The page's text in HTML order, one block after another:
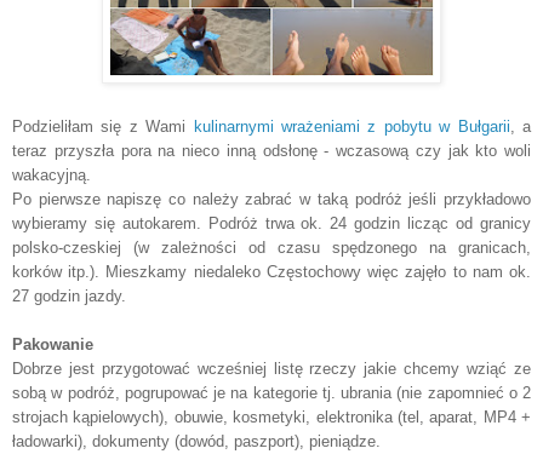
Podzieliłam się z Wami kulinarnymi wrażeniami z pobytu w Bułgarii , a
teraz przyszła pora na nieco inną odsłonę - wczasową czy jak kto woli
wakacyjną.
Po pierwsze napiszę co należy zabrać w taką podróż jeśli przykładowo
wybieramy się autokarem. Podróż trwa ok. 24 godzin licząc od granicy
polsko-czeskiej (w zależności od czasu spędzonego na granicach,
korków itp.). Mieszkamy niedaleko Częstochowy więc zajęło to nam ok.
27 godzin jazdy.
Pakowanie
Dobrze jest przygotować wcześniej listę rzeczy jakie chcemy wziąć ze
sobą w podróż, pogrupować je na kategorie tj. ubrania (nie zapomnieć o 2
strojach kąpielowych), obuwie, kosmetyki, elektronika (tel, aparat, MP4 +
ładowarki), dokumenty (dowód, paszport), pieniądze.